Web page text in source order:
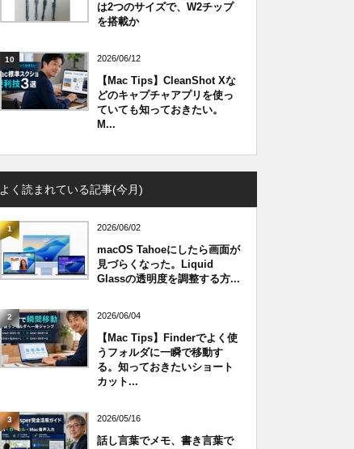
は2つのサイズで、W2チップ
を搭載か
10 2026/06/12
【Mac Tips】CleanShot Xな
どのキャプチャアプリを使っ
ていても知っておきたい。
M...
よく読まれている記事(今月)
1 2026/06/02
macOS Tahoeにしたら画面が
見づらくなった。Liquid
Glassの透明度を調整する方...
2 2026/06/04
【Mac Tips】Finderでよく使
うフォルダに一瞬で移動す
る。知っておきたいショート
カット...
3 2026/05/16
話し言葉でメモ、書き言葉で